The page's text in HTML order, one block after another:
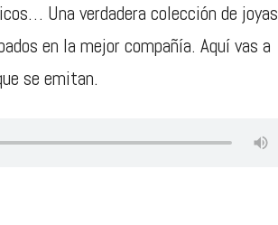
Una verdadera colección de joyas
en la mejor compañía. Aquí vas a
se emitan.